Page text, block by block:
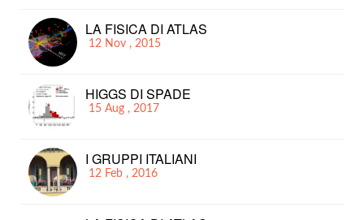
LA FISICA DI ATLAS
12 Nov , 2015
HIGGS DI SPADE
15 Aug , 2017
I GRUPPI ITALIANI
12 Feb , 2016